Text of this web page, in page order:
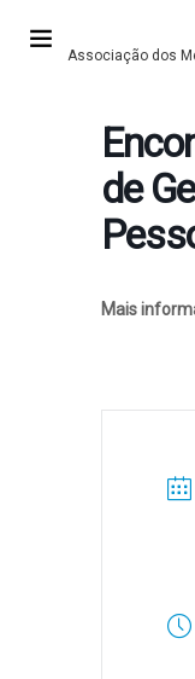
Associação dos
de
Mais